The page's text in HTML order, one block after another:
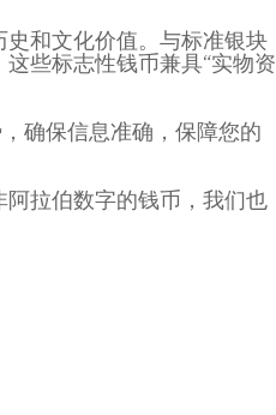
和文化价值。与标准银块
些标志性钱币兼具“实物资
确保信息准确，保障您的
拉伯数字的钱币，我们也